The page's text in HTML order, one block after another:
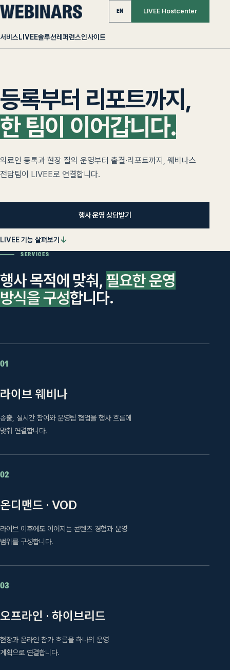
서비스LIVEE솔루션레퍼런스인사이트
EN LIVEE Hostcenter
등록부터 리포트까지,
한 팀이 이어갑니다.
의료인 등록과 현장 질의 운영부터 출결·리포트까지, 웨비나스
전담팀이 LIVEE로 연결합니다.
행사 운영 상담받기
LIVEE 기능 살펴보기 ↓
SERVICES
행사 목적에 맞춰, 필요한 운영
방식을 구성합니다.
01
라이브 웨비나
송출, 실시간 참여와 운영팀 협업을 행사 흐름에
맞춰 연결합니다.
02
온디맨드 · VOD
라이브 이후에도 이어지는 콘텐츠 경험과 운영
범위를 구성합니다.
03
오프라인 · 하이브리드
현장과 온라인 참가 흐름을 하나의 운영
계획으로 연결합니다.